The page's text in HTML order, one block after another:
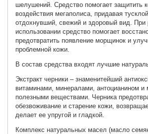
шелушений. Средство помогает защитить
воздействия мегаполиса, придавая
отдохнувший, свежий и здоровый вид. При
использовании средство помогает
предотвратить появление морщинок и
проблемной кожи.
В состав средства входят лучшие
Экстракт черники – знаменитейший
витаминами, минералами, антоцианином и
полезными веществами. Черника
обезвоживание и старение кожи,
делает ее упругой и гладкой.
Комплекс натуральных масел (масло